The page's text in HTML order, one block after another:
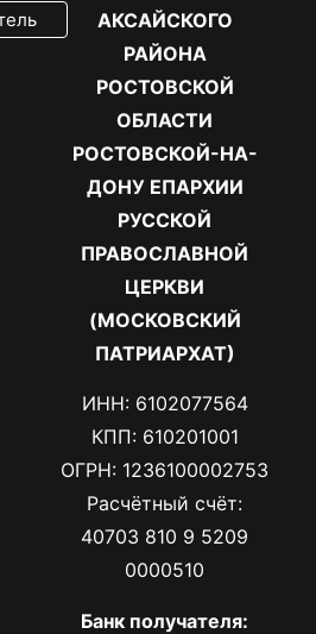
АКСАЙСКОГО
РАЙОНА
РОСТОВСКОЙ
ОБЛАСТИ
РОСТОВСКОЙ-НА-
ДОНУ ЕПАРХИИ
РУССКОЙ
ПРАВОСЛАВНОЙ
ЦЕРКВИ
(МОСКОВСКИЙ
ПАТРИАРХАТ)
ИНН: 6102077564
КПП: 610201001
ОГРН: 1236100002753
Расчётный счёт:
40703 810 9 5209
0000510
Банк получателя: